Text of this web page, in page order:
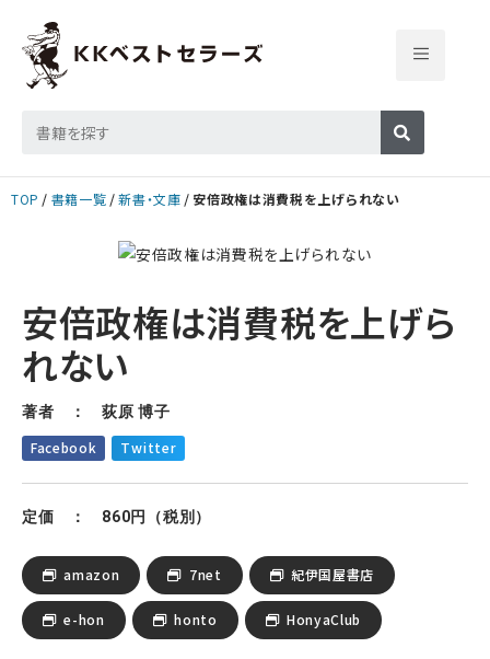
TOP 書籍一覧 新書・文庫 安倍政権は消費税を上げられない
安倍政権は消費税を上げら
れない
著者 ： 荻原 博子
Facebook Twitter
定価 ： 860円（税別）
amazon 7net 紀伊国屋書店
e-hon honto HonyaClub